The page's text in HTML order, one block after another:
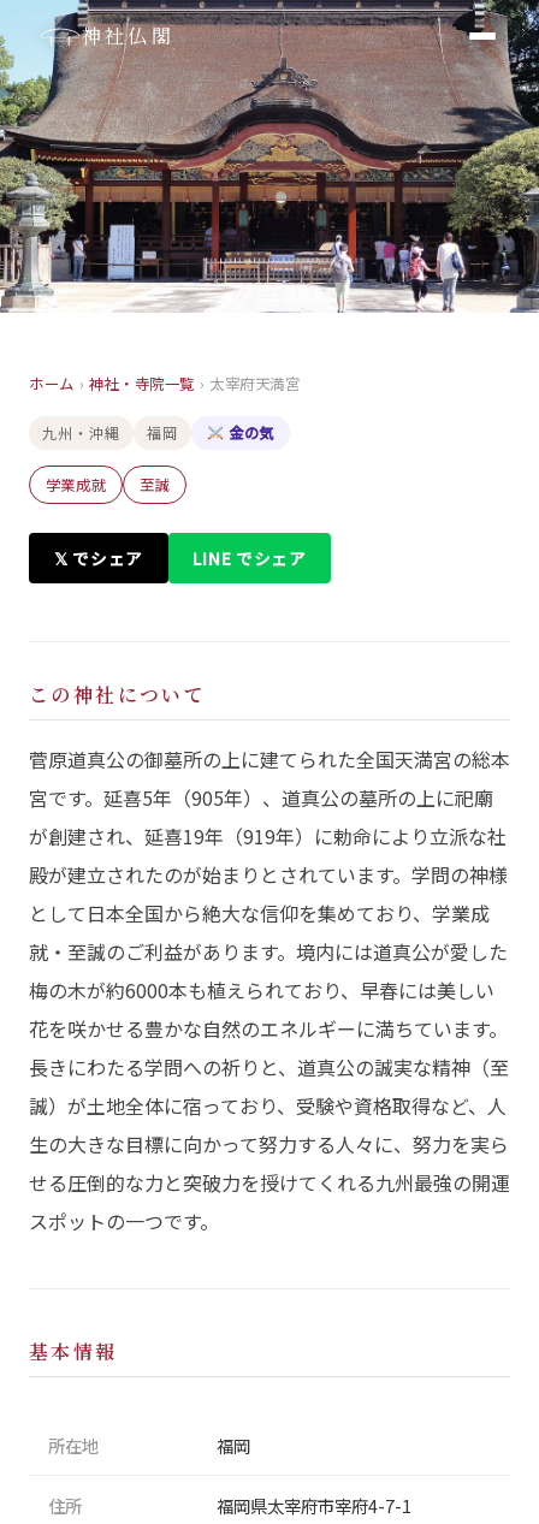
神社仏閣
太宰府天満宮
福岡
ホーム › 神社・寺院一覧 › 太宰府天満宮
九州・沖縄 福岡 金の気
学業成就 至誠
𝕏 でシェア LINE でシェア
この神社について
菅原道真公の御墓所の上に建てられた全国天満宮の総本
宮です。延喜5年（905年）、道真公の墓所の上に祀廟
が創建され、延喜19年（919年）に勅命により立派な社
殿が建立されたのが始まりとされています。学問の神様
として日本全国から絶大な信仰を集めており、学業成
就・至誠のご利益があります。境内には道真公が愛した
梅の木が約6000本も植えられており、早春には美しい
花を咲かせる豊かな自然のエネルギーに満ちています。
長きにわたる学問への祈りと、道真公の誠実な精神（至
誠）が土地全体に宿っており、受験や資格取得など、人
生の大きな目標に向かって努力する人々に、努力を実ら
せる圧倒的な力と突破力を授けてくれる九州最強の開運
スポットの一つです。
基本情報
所在地 福岡
住所 福岡県太宰府市宰府4-7-1